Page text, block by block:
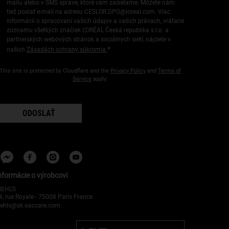
mailu alebo v SMS správe, ktoré vám zasielame. Môžete nám
tiež poslať e-mail na adresu CESLOR.DPO@loreal.com. Viac
informácií o spracovaní vašich údajov a vašich právach, vrátane
zoznamu všetkých značiek L’ORÉAL Česká republika s.r.o. a
partnerských webových stránok a sociálnych sietí, nájdete v
našich Zásadách ochrany súkromia.*
This site is protected by Cloudflare and the Privacy Policyand Terms of
Service apply.
ODOSLAŤ
o výrobcovi
rue Royale - 75008 Paris France